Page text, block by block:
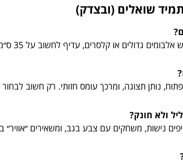
נותן תצוגה, ומרכך עומס חזותי. רק חשוב לבחור
ולא חונק?
נישות, משחקים עם צבע בגב, ומשאירים ״אוויר״